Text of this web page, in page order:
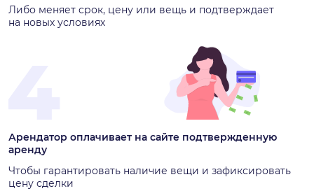
Либо меняет срок, цену или вещь и подтверждает
на новых условиях
Арендатор оплачивает на сайте подтвержденную
аренду
Чтобы гарантировать наличие вещи и зафиксировать
цену сделки